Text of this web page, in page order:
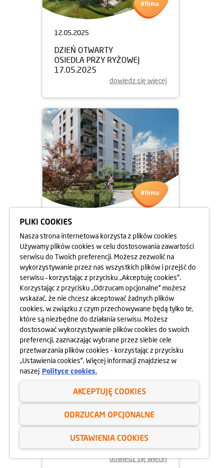
12.05.2025
DZIEŃ OTWARTY
OSIEDLA PRZY RYŻOWEJ
17.05.2025
dowiedz się więcej
05.05.2025
DZIEŃ OTWARTY OSIEDLA
HARMONIA MOKOTÓW
10.05.2025
dowiedz się więcej
05.05.2025
DZIEŃ OTWARTY
APARTAMENTÓW BEETHOVENA
10.05.2025
dowiedz się więcej
PLIKI COOKIES
Nasza strona internetowa korzysta z plików cookies
Używamy plików cookies w celu dostosowania zawartości
serwisu do Twoich preferencji. Możesz zezwolić na
wykorzystywanie przez nas wszystkich plików i przejść do
serwisu – korzystając z przycisku „Akceptuję cookies”.
Korzystając z przycisku „Odrzucam opcjonalne” możesz
wskazać, że nie chcesz akceptować żadnych plików
cookies, w związku z czym przechowywane będą tylko te,
które są niezbędne do działania serwisu. Możesz
dostosować wykorzystywanie plików cookies do swoich
preferencji, zaznaczając wybrane przez siebie cele
przetwarzania plików cookies - korzystając z przycisku
„Ustawienia cookies”. Więcej informacji znajdziesz w
naszej Polityce cookies.
AKCEPTUJĘ COOKIES
ODRZUCAM OPCJONALNE
USTAWIENIA COOKIES